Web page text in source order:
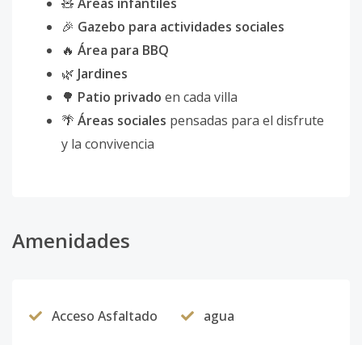
🎉 Gazebo para actividades sociales
🔥 Área para BBQ
🌿 Jardines
🌳 Patio privado en cada villa
🌴 Áreas sociales pensadas para el disfrute
y la convivencia
Amenidades
Acceso Asfaltado agua